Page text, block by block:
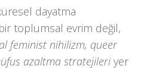
dayatma
toplumsal evrim değil,
feminist nihilizm, queer
azaltma stratejileri yer